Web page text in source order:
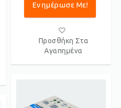
Ενημέρωσε Με!
Προσθήκη Στα
Αγαπημένα